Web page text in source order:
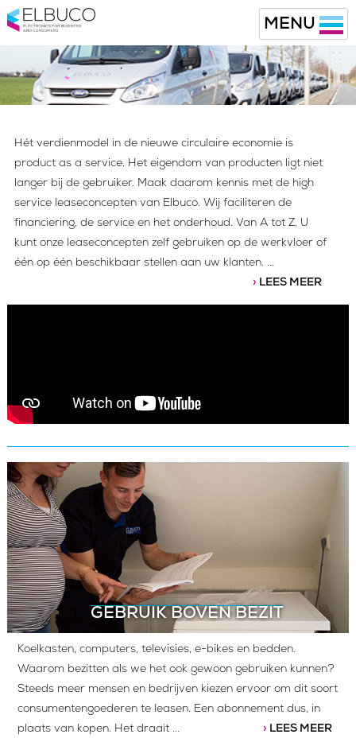
MENU
Hét verdienmodel in de nieuwe circulaire economie is
product as a service. Het eigendom van producten ligt niet
langer bij de gebruiker. Maak daarom kennis met de high
service leaseconcepten van Elbuco. Wij faciliteren de
financiering, de service en het onderhoud. Van A tot Z. U
kunt onze leaseconcepten zelf gebruiken op de werkvloer of
één op één beschikbaar stellen aan uw klanten.
› LEES MEER
...
GEBRUIK BOVEN BEZIT
Koelkasten, computers, televisies, e-bikes en bedden.
Waarom bezitten als we het ook gewoon gebruiken kunnen?
Steeds meer mensen en bedrijven kiezen ervoor om dit soort
consumentengoederen te leasen. Een abonnement dus, in
plaats van kopen. Het draait
› LEES MEER
...